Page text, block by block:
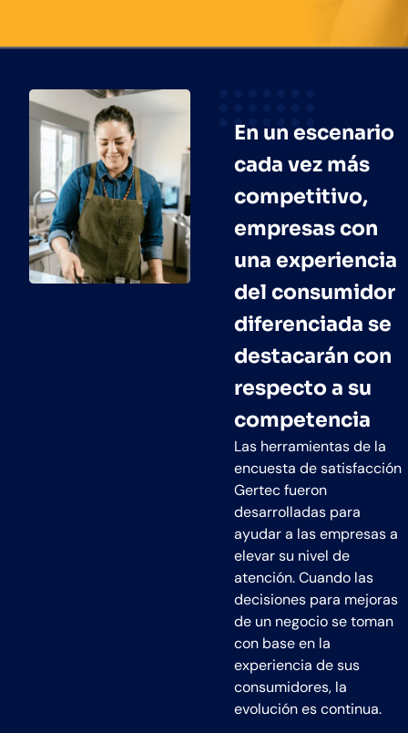
En un escenario
cada vez más
competitivo,
empresas con
una experiencia
del consumidor
diferenciada se
destacarán con
respecto a su
competencia
Las herramientas de la
encuesta de satisfacción
Gertec fueron
desarrolladas para
ayudar a las empresas a
elevar su nivel de
atención. Cuando las
decisiones para mejoras
de un negocio se toman
con base en la
experiencia de sus
consumidores, la
evolución es continua.